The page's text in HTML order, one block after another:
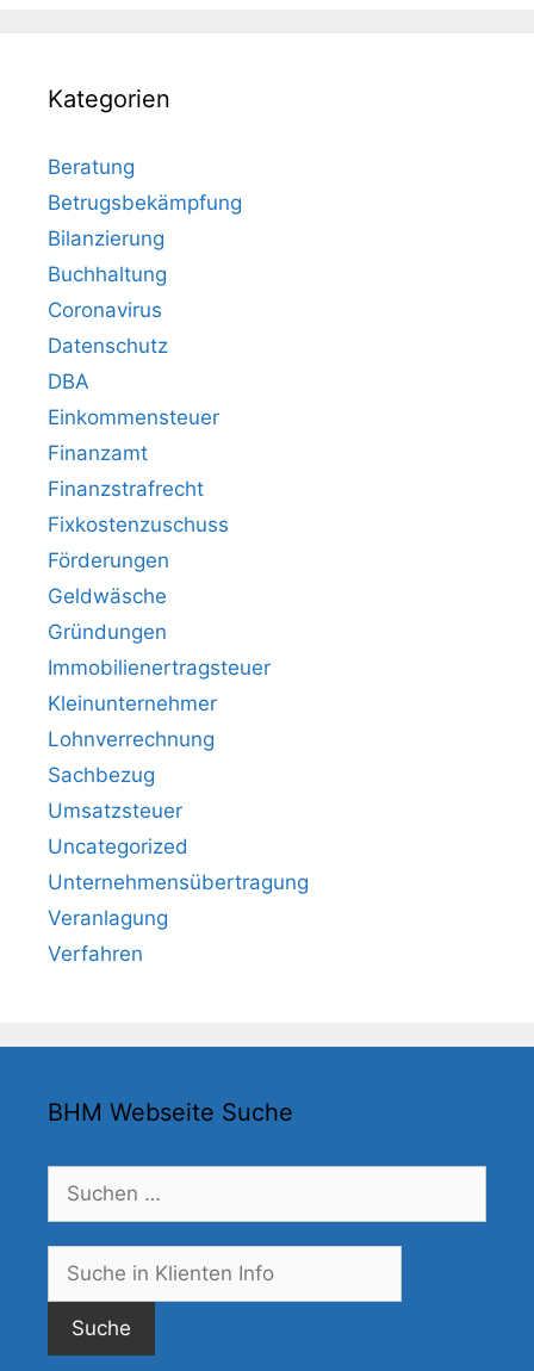
Kategorien
Beratung
Betrugsbekämpfung
Bilanzierung
Buchhaltung
Coronavirus
Datenschutz
DBA
Einkommensteuer
Finanzamt
Finanzstrafrecht
Fixkostenzuschuss
Förderungen
Geldwäsche
Gründungen
Immobilienertragsteuer
Kleinunternehmer
Lohnverrechnung
Sachbezug
Umsatzsteuer
Uncategorized
Unternehmensübertragung
Veranlagung
Verfahren
BHM Webseite Suche
Suchen
nach: